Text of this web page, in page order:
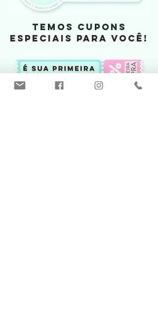
TEMOS CUPONS
ESPECIAIS PARA VOCÊ!